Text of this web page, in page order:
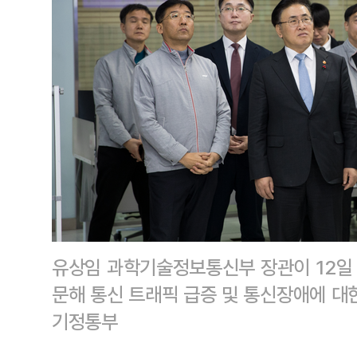
유상임 과학기술정보통신부 장관이 12
문해 통신 트래픽 급증 및 통신장애에
기정통부